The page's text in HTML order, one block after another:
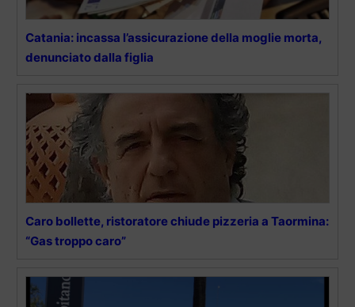
Catania: incassa l’assicurazione della moglie morta,
denunciato dalla figlia
Caro bollette, ristoratore chiude pizzeria a Taormina:
“Gas troppo caro”